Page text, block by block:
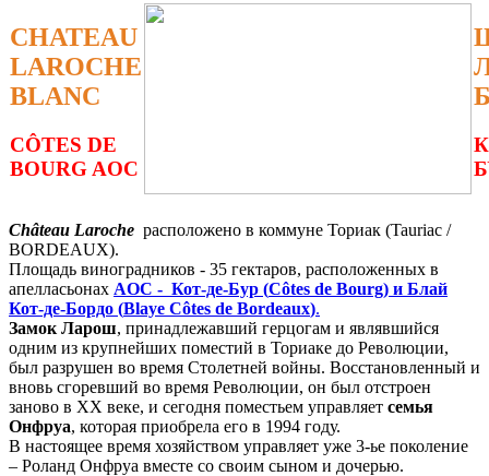
CHATEAU
LAROCHE
BLANC
CÔTES DE
BOURG AOC
Château Laroche расположено в коммуне Ториак (Tauriac /
BORDEAUX).
Площадь виноградников - 35 гектаров, расположенных в
апелласьонах AOC - Кот-де-Бур (Côtes de Bourg) и Блай
Кот-де-Бордо (Blaye Côtes de Bordeaux).
Замок Ларош, принадлежавший герцогам и являвшийся
одним из крупнейших поместий в Ториаке до Революции,
был разрушен во время Столетней войны. Восстановленный и
вновь сгоревший во время Революции, он был отстроен
заново в XX веке, и сегодня поместьем управляет семья
Онфруа, которая приобрела его в 1994 году.
В настоящее время хозяйством управляет уже 3-ье поколение
– Роланд Онфруа вместе со своим сыном и дочерью.